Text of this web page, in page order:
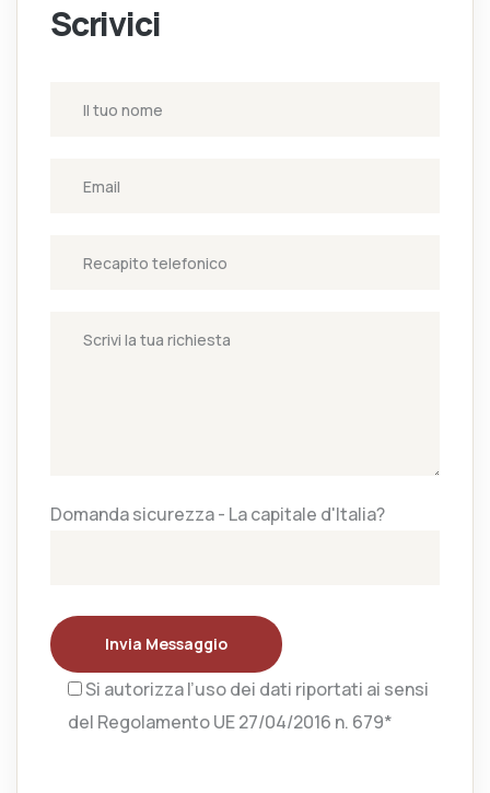
Scrivici
Domanda sicurezza - La capitale d'Italia?
Invia Messaggio
Si autorizza l’uso dei dati riportati ai sensi
del Regolamento UE 27/04/2016 n. 679*